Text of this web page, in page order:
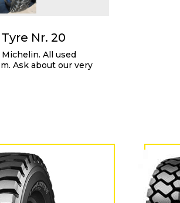
Nr. 20
All used
Ask about our very